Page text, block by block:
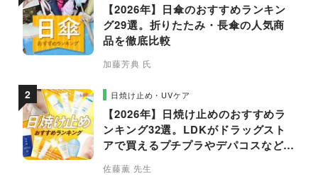
【2026年】日傘のおすすめランキン
グ29選。折りたたみ・長傘の人気商
品を徹底比較
加藤芳典 氏
日焼け止め・UVケア
【2026年】日焼け止めのおすすめラ
ンキング32選。LDKがドラッグスト
アで買えるプチプラやデパコスなどの
佐藤薫 先生